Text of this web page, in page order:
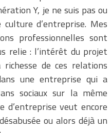
Y, je ne suis pas ou
d’entreprise. Mes
professionnelles sont
relie : l’intérêt du projet
de ces relations
une entreprise qui a
sociaux sur la même
d’entreprise veut encore
ou alors déjà un